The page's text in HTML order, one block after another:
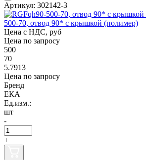
Артикул: 302142-3
500-70, отвод 90* с крышкой (полимер)
Цена с НДС, руб
Цена по запросу
500
70
5.7913
Цена по запросу
Бренд
ЕКА
Ед.изм.:
шт
-
+